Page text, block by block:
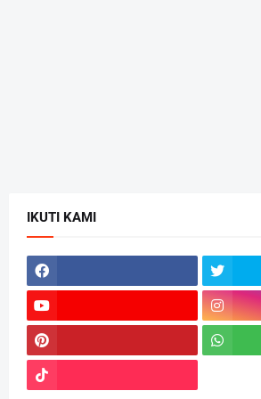
IKUTI KAMI